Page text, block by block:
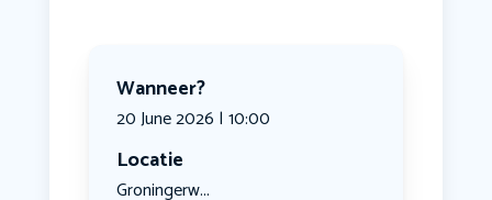
Wanneer?
20 June 2026 | 10:00
Locatie
Groningerw...